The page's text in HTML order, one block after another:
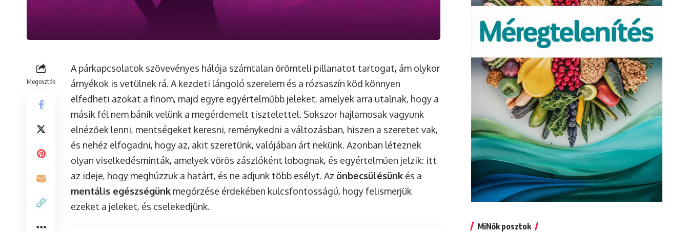
Megosztás
A párkapcsolatok szövevényes hálója számtalan örömteli pillanatot tartogat, ám olykor
árnyékok is vetülnek rá. A kezdeti lángoló szerelem és a rózsaszín köd könnyen
elfedheti azokat a finom, majd egyre egyértelműbb jeleket, amelyek arra utalnak, hogy a
másik fél nem bánik velünk a megérdemelt tisztelettel. Sokszor hajlamosak vagyunk
elnézőek lenni, mentségeket keresni, reménykedni a változásban, hiszen a szeretet vak,
és nehéz elfogadni, hogy az, akit szeretünk, valójában árt nekünk. Azonban léteznek
olyan viselkedésminták, amelyek vörös zászlóként lobognak, és egyértelműen jelzik: itt
az ideje, hogy meghúzzuk a határt, és ne adjunk több esélyt. Az önbecsülésünk és a
mentális egészségünk megőrzése érdekében kulcsfontosságú, hogy felismerjük
ezeket a jeleket, és cselekedjünk.
MiNők posztok